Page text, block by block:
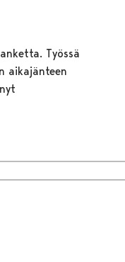
Työssä
aikajänteen